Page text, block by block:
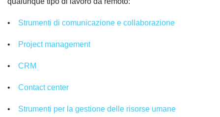
• Strumenti di comunicazione e collaborazione
• Project management
• CRM
• Contact center
• Strumenti per la gestione delle risorse umane